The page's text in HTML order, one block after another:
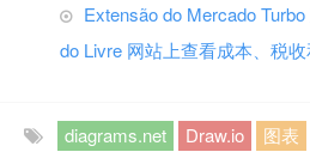
Extensão do Mercado
do Livre 网站上查看成本、税
diagrams.net Draw.io 图表